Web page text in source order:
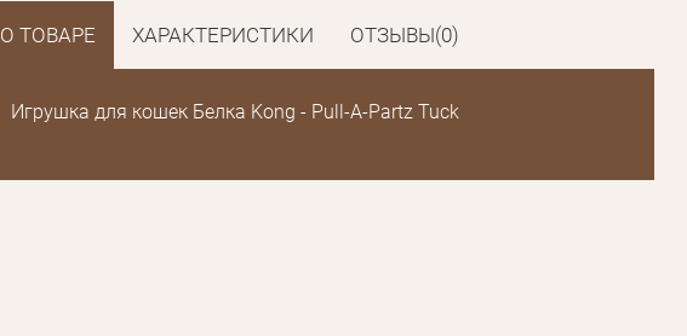
О ТОВАРЕ ХАРАКТЕРИСТИКИ ОТЗЫВЫ(0)
Игрушка для кошек Белка Kong - Pull-A-Partz Tuck